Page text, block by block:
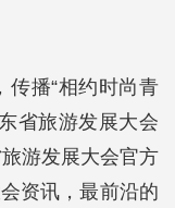
传播“相约时尚青
省旅游发展大会
游发展大会官方
资讯，最前沿的